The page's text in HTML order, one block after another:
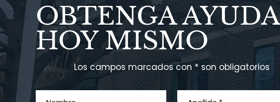
OBTENGA AYUDA
HOY MISMO
Los campos marcados con * son obligatorios